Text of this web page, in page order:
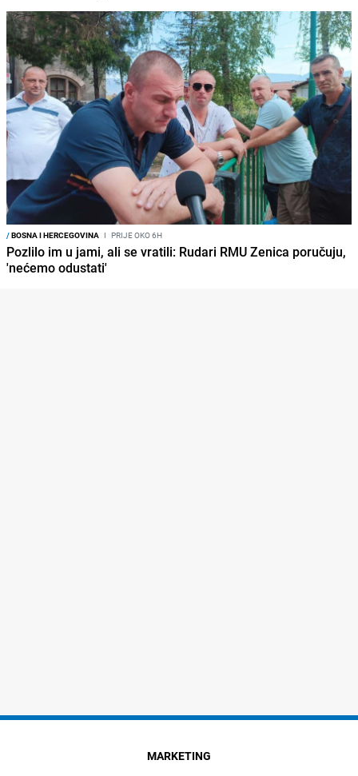
/BOSNA I HERCEGOVINA I PRIJE OKO 6H
Pozlilo im u jami, ali se vratili: Rudari RMU Zenica poručuju,
'nećemo odustati'
MARKETING